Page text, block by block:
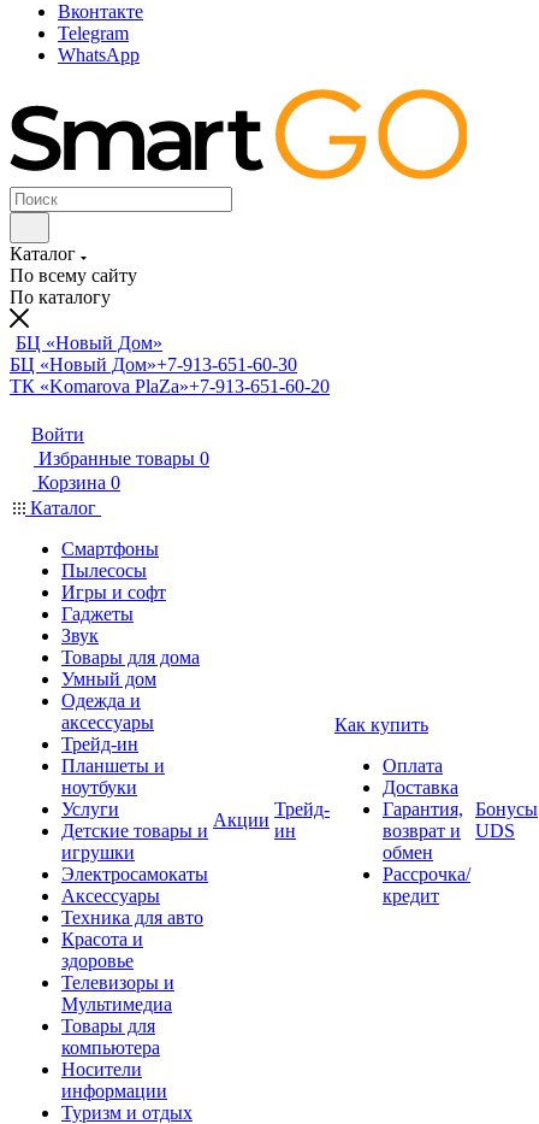
Вконтакте
Telegram
WhatsApp
Каталог
По всему сайту
По каталогу
БЦ «Новый Дом»
БЦ «Новый Дом»+7-913-651-60-30
ТК «Komarova PlaZa»+7-913-651-60-20
Войти
Избранные товары 0
Корзина 0
Каталог
Смартфоны
Пылесосы
Игры и софт
Гаджеты
Звук
Товары для дома
Умный дом
Одежда и
аксессуары
Трейд-ин
Планшеты и
ноутбуки
Услуги
Детские товары и
игрушки
Электросамокаты
Аксессуары
Техника для авто
Красота и
здоровье
Телевизоры и
Мультимедиа
Товары для
компьютера
Носители
информации
Туризм и отдых
Акции
Трейд-
ин
Как купить
Оплата
Доставка
Гарантия,
возврат и
обмен
Рассрочка/
кредит
Бонусы
UDS